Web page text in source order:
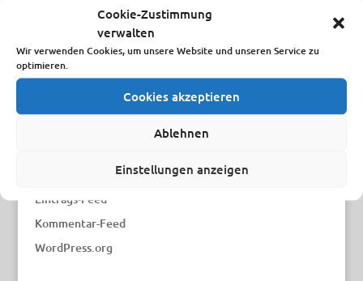
Cookie-Zustimmung
verwalten
Wir verwenden Cookies, um unsere Website und unseren Service zu
optimieren.
Cookies akzeptieren
Ablehnen
Einstellungen anzeigen
Januar 2020
Dezember 2019
Kategorien
Eintrags-Feed
Kommentar-Feed
WordPress.org